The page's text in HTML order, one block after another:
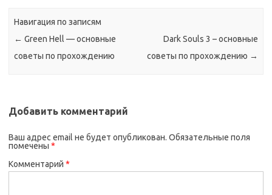
Навигация по записям
← Green Hell — основные
советы по прохождению
Dark Souls 3 – основные
советы по прохождению →
Добавить комментарий
Ваш адрес email не будет опубликован. Обязательные поля
помечены *
Комментарий *